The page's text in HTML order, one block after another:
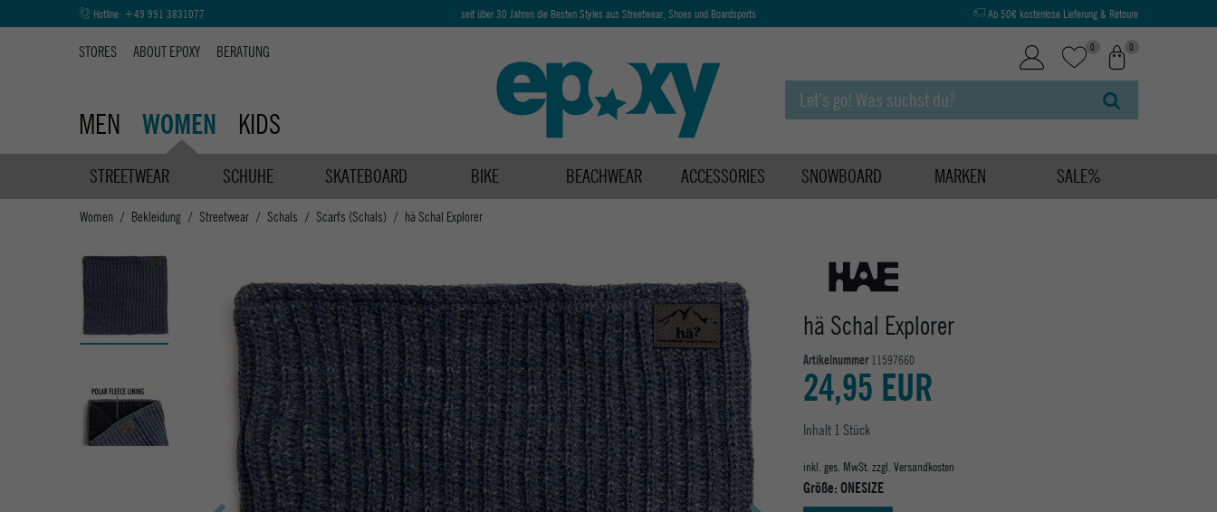
Hotline: +49 991 3831077 seit über 30 Jahren die Besten Styles aus Streetwear, Shoes und Boardsports Ab 50€ kostenlose Lieferung & Retoure
STORES ABOUT EPOXY BERATUNG
MEN WOMEN KIDS
0 0
STREETWEAR SCHUHE SKATEBOARD BIKE BEACHWEAR ACCESSORIES SNOWBOARD MARKEN SALE%
Women Bekleidung Streetwear Schals Scarfs (Schals) hä Schal Explorer
hä Schal Explorer
Artikelnummer11597660
24,95 EUR
Inhalt 1 Stück
inkl. ges. MwSt. zzgl. Versandkosten
Größe:ONESIZE